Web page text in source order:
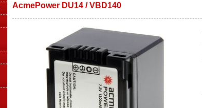
AcmePower DU14 / VBD140